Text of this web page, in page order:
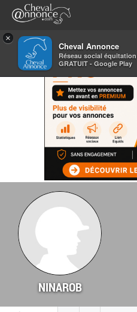
×
Cheval Annonce
Réseau social équitation
GRATUIT - Google Play
NINAROB